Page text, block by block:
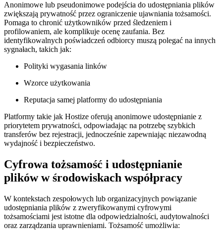
Anonimowe lub pseudonimowe podejścia do udostępniania plików
zwiększają prywatność przez ograniczenie ujawniania tożsamości.
Pomaga to chronić użytkowników przed śledzeniem i
profilowaniem, ale komplikuje ocenę zaufania. Bez
identyfikowalnych poświadczeń odbiorcy muszą polegać na innych
sygnałach, takich jak:
Polityki wygasania linków
Wzorce użytkowania
Reputacja samej platformy do udostępniania
Platformy takie jak Hostize oferują anonimowe udostępnianie z
priorytetem prywatności, odpowiadając na potrzebę szybkich
transferów bez rejestracji, jednocześnie zapewniając niezawodną
wydajność i bezpieczeństwo.
Cyfrowa tożsamość i udostępnianie
plików w środowiskach współpracy
W kontekstach zespołowych lub organizacyjnych powiązanie
udostępniania plików z zweryfikowanymi cyfrowymi
tożsamościami jest istotne dla odpowiedzialności, audytowalności
oraz zarządzania uprawnieniami. Tożsamość umożliwia: